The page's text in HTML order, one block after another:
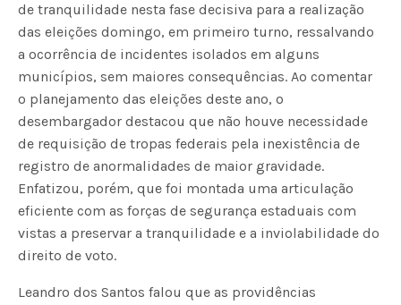
de tranquilidade nesta fase decisiva para a realização
das eleições domingo, em primeiro turno, ressalvando
a ocorrência de incidentes isolados em alguns
municípios, sem maiores consequências. Ao comentar
o planejamento das eleições deste ano, o
desembargador destacou que não houve necessidade
de requisição de tropas federais pela inexistência de
registro de anormalidades de maior gravidade.
Enfatizou, porém, que foi montada uma articulação
eficiente com as forças de segurança estaduais com
vistas a preservar a tranquilidade e a inviolabilidade do
direito de voto.
Leandro dos Santos falou que as providências